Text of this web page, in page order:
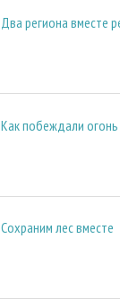
Два региона вместе
Как побеждали огонь
Сохраним лес вместе